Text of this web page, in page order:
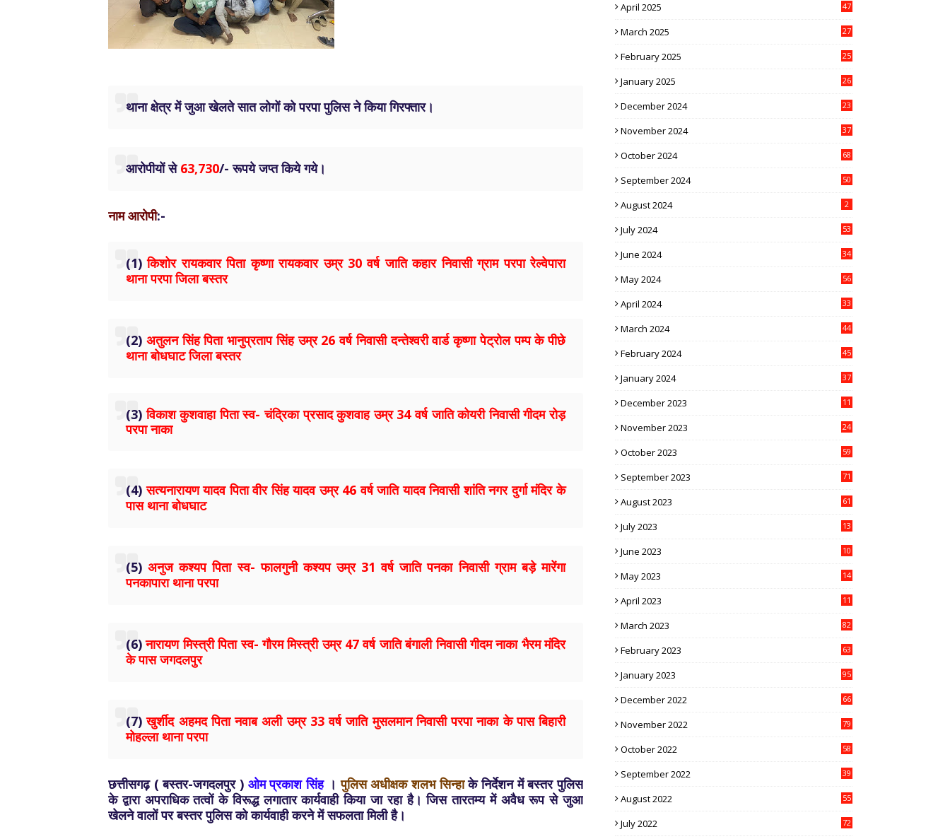
थाना क्षेत्र में जुआ खेलते सात लोगों को परपा पुलिस ने किया गिरफ्तार।
आरोपीयों से 63,730/- रूपये जप्त किये गये।
नाम आरोपी:-
(1)किशोर रायकवार पिता कृष्‍णा रायकवार उम्र 30 वर्ष जाति कहार निवासी ग्राम परपा रेल्वेपारा
थाना परपा जिला बस्तर
(2) अतुलन सिंह पिता भानुप्रताप सिंह उम्र 26 वर्ष निवासी दन्तेश्वरी वार्ड कृष्‍णा पेट्रोल पम्प के पीछे
थाना बोधघाट जिला बस्तर
(3) विकाश कुशवाहा पिता स्व- चंद्रिका प्रसाद कुशवाह उम्र 34 वर्ष जाति कोयरी निवासी गीदम रोड़
परपा नाका
(4)सत्यनारायण यादव पिता वीर सिंह यादव उम्र 46 वर्ष जाति यादव निवासी शांति नगर दुर्गा मंदिर के
पास थाना बोधघाट
(5)अनुज कश्यप पिता स्व- फालगुनी कश्यप उम्र 31 वर्ष जाति पनका निवासी ग्राम बड़े मारेंगा
पनकापारा थाना परपा
(6)नारायण मिस्‍त्री पिता स्व- गौरम मिस्‍त्री उम्र 47 वर्ष जाति बंगाली निवासी गीदम नाका भैरम मंदिर
के पास जगदलपुर
(7)खुर्शीद अहमद पिता नवाब अली उम्र 33 वर्ष जाति मुसलमान निवासी परपा नाका के पास बिहारी
मोहल्ला थाना परपा
छत्तीसगढ़ ( बस्तर-जगदलपुर ) ओम प्रकाश सिंह ।पुलिस अधीक्षक शलभ सिन्हाके निर्देशन में बस्तर पुलिस
के द्वारा अपराधिक तत्वों के विरूद्ध लगातार कार्यवाही किया जा रहा है। जिस तारतम्य में अवैध रूप से जुआ
खेलने वालों पर बस्तर पुलिस को कार्यवाही करने में सफलता मिली है।
April 2025 47
March 2025 27
February 2025 25
January 2025 26
December 2024 23
November 2024 37
October 2024 68
September 2024 50
August 2024 2
July 2024 53
June 2024 34
May 2024 56
April 2024 33
March 2024 44
February 2024 45
January 2024 37
December 2023 11
November 2023 24
October 2023 59
September 2023 71
August 2023 61
July 2023
13
June 2023
10
May 2023
14
April 2023
11
March 2023 82
February 2023 63
January 2023 95
December 2022 66
November 2022 79
October 2022 58
September 2022 39
August 2022 55
July 2022 72